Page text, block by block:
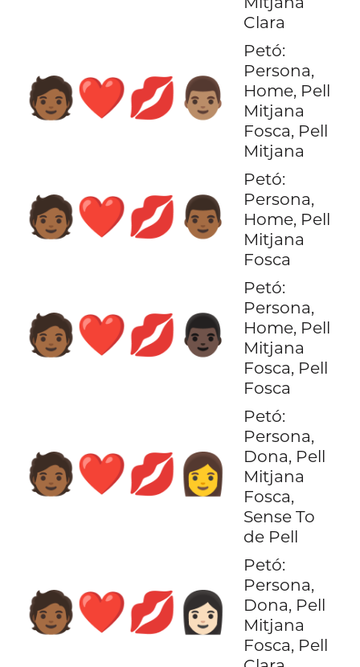
Clara
🧑🏾‍❤️‍💋‍👨🏽
Petó:
Persona,
Home, Pell
Mitjana
Fosca, Pell
Mitjana
🧑🏾‍❤️‍💋‍👨🏾
Petó:
Persona,
Home, Pell
Mitjana
Fosca
🧑🏾‍❤️‍💋‍👨🏿
Petó:
Persona,
Home, Pell
Mitjana
Fosca, Pell
Fosca
🧑🏾‍❤️‍💋‍👩
Petó:
Persona,
Dona, Pell
Mitjana
Fosca,
Sense To
de Pell
🧑🏾‍❤️‍💋‍👩🏻
Petó:
Persona,
Dona, Pell
Mitjana
Fosca, Pell